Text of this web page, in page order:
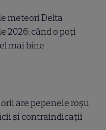
meteori Delta
2026: când o poți
mai bine
are pepenele roșu
și contraindicații